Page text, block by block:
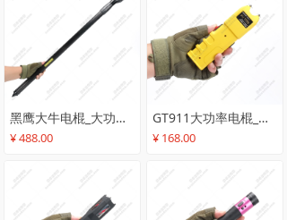
黑鹰大牛电棍_大功率电子防暴器_1.6米超长伸缩电棍_安保巡防车载防身器材高压电棒警棍_带机械蜂鸣装置
¥ 488.00
GT911大功率电棍_高压防身电击器女生防狼电棒_强力高压电棍电击防身器
¥ 168.00